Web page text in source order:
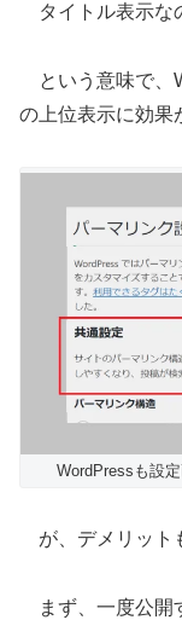
タイトル表示な
という意味で、
の上位表示に効果
WordPressも設
が、デメリット
まず、一度公開